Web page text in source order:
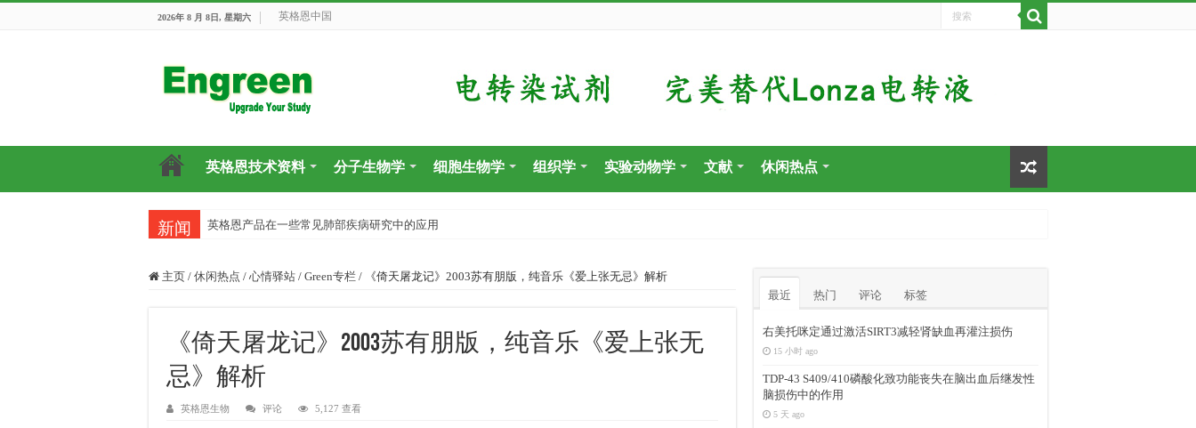
2026年 8 月 8日, 星期六 英格恩中国
英格恩技术资料 分子生物学 细胞生物学 组织学 实验动物学 文献 休闲热点
新闻 英格恩产品在一些常见肺部疾病研究中的应用
主页 / 休闲热点 / 心情驿站 / Green专栏 / 《倚天屠龙记》2003苏有朋版，纯音乐《爱上张无忌》解析
《倚天屠龙记》2003苏有朋版，纯音乐《爱上张无
忌》解析
英格恩生物 评论 5,127 查看
最近 热门 评论 标签
右美托咪定通过激活SIRT3减轻肾缺血再灌注损伤
15 小时 ago
TDP-43 S409/410磷酸化致功能丧失在脑出血后继发性
脑损伤中的作用
5 天 ago